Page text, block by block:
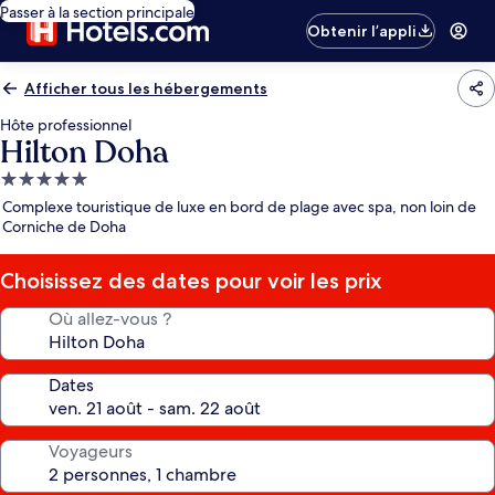
Passer à la section principale
Obtenir l’appli
Afficher tous les hébergements
Hôte professionnel
Hilton Doha
Hébergement
5.0 étoiles
Complexe touristique de luxe en bord de plage avec spa, non loin de
Corniche de Doha
Choisissez des dates pour voir les prix
Où allez-vous ?
Dates
Voyageurs